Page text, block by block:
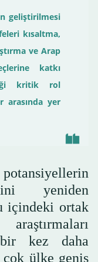
geliştirilmesi
kısaltma,
ve Arap
katkı
kritik rol
arasında yer
yeniden
içindeki ortak
kez daha
ülke geniş